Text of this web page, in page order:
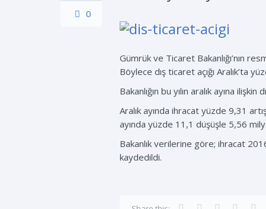
0
Gümrük ve Ticaret Bakanlığı’nın
Böylece dış ticaret açığı Aralık’ta
Bakanlığın bu yılın aralık ayına
Aralık ayında ihracat yüzde 9,31
ayında yüzde 11,1 düşüşle 5,56
Bakanlık verilerine göre; ihracat
kaydedildi.